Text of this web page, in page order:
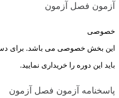
آزمون فصل آزمون
خصوصی
این بخش خصوصی می باشد. برای
باید این دوره را خریداری نمایید.
پاسخنامه آزمون فصل آزمون